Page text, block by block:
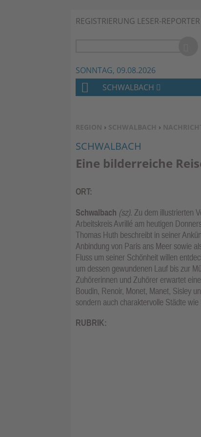
REGISTRIERUNG LESER-REPORTER
SONNTAG, 09.08.2026
SIE BEFINDEN SICH HIER:
REGION › SCHWALBACH ›
SCHWALBACH
Eine bilderreiche
ORT:
Schwalbach (sz). Zu dem illustrierten
Arbeitskreis Avrillé am heutigen
Thomas Huth beschreibt in seiner
Anbindung von Paris ans Meer sowie
Fluss um seiner Schönheit willen
um dessen gewundenen Lauf bis zur
Zuhörerinnen und Zuhörer erwartet
Boudin, Renoir, Monet, Manet, Sisley
sondern auch charaktervolle Städte
RUBRIK:
H
M
E
SCHWALBACH